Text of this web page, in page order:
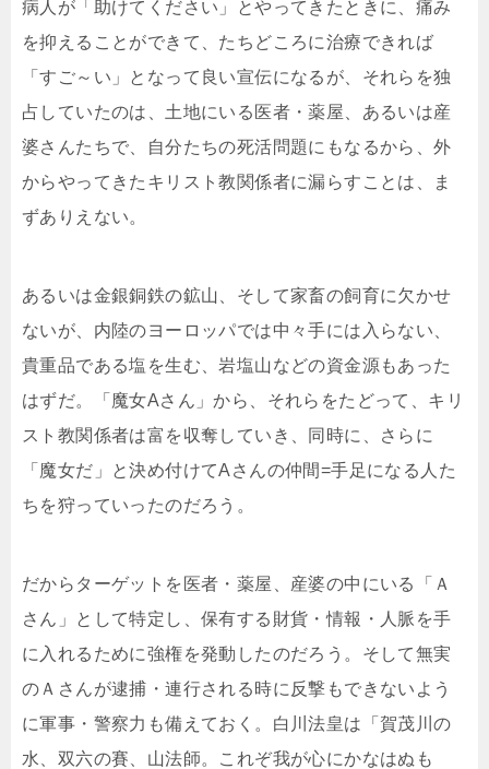
病人が「助けてください」とやってきたときに、痛み
を抑えることができて、たちどころに治療できれば
「すご～い」となって良い宣伝になるが、それらを独
占していたのは、土地にいる医者・薬屋、あるいは産
婆さんたちで、自分たちの死活問題にもなるから、外
からやってきたキリスト教関係者に漏らすことは、ま
ずありえない。
あるいは金銀銅鉄の鉱山、そして家畜の飼育に欠かせ
ないが、内陸のヨーロッパでは中々手には入らない、
貴重品である塩を生む、岩塩山などの資金源もあった
はずだ。「魔女Aさん」から、それらをたどって、キリ
スト教関係者は富を収奪していき、同時に、さらに
「魔女だ」と決め付けてAさんの仲間=手足になる人た
ちを狩っていったのだろう。
だからターゲットを医者・薬屋、産婆の中にいる「Ａ
さん」として特定し、保有する財貨・情報・人脈を手
に入れるために強権を発動したのだろう。そして無実
のＡさんが逮捕・連行される時に反撃もできないよう
に軍事・警察力も備えておく。白川法皇は「賀茂川の
水、双六の賽、山法師。これぞ我が心にかなはぬも